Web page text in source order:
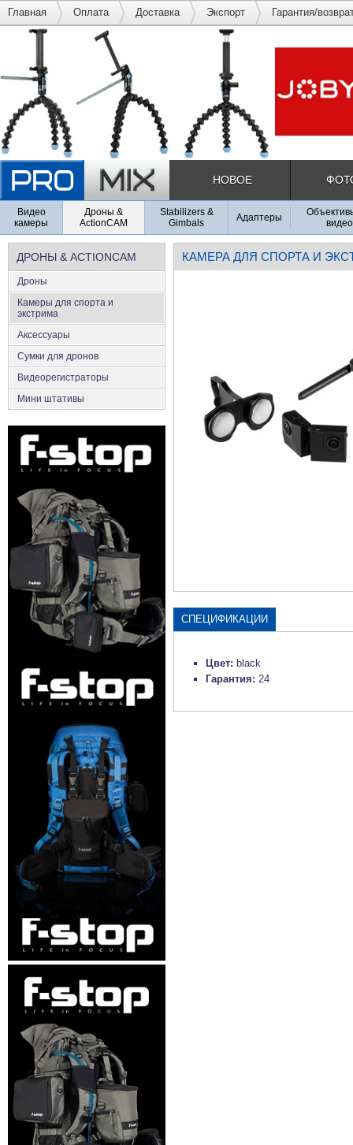
Главная Оплата Доставка Экспорт Гарантия/
НОВОЕ
Видео
камеры
Дроны &
ActionCAM
Stabilizers &
Gimbals
Адаптеры
ДРОНЫ & ACTIONCAM
Дроны
Камеры для спорта и
экстрима
Аксеcсуары
Сумки для дронов
Видеорегистраторы
Мини штативы
КАМЕРА ДЛЯ СПОРТА И
СПЕЦИФИКАЦИИ
Цвет: black
Гарантия: 24